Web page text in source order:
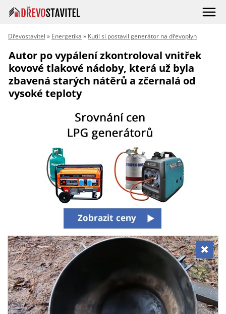
Dřevostavitel » Energetika » Kutil si postavil generátor na dřevoplyn
Autor po vypálení zkontroloval vnitřek
kovové tlakové nádoby, která už byla
zbavená starých nátěrů a zčernalá od
vysoké teploty